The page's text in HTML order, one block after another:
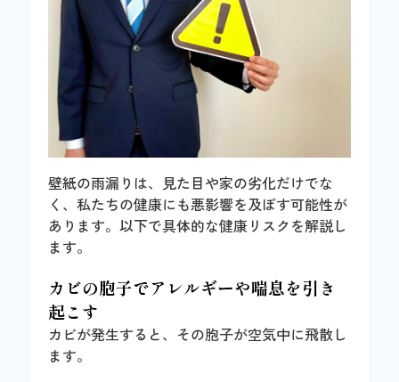
壁紙の雨漏りは、見た目や家の劣化だけでな
く、私たちの健康にも悪影響を及ぼす可能性が
あります。以下で具体的な健康リスクを解説し
ます。
カビの胞子でアレルギーや喘息を引き
起こす
カビが発生すると、その胞子が空気中に飛散し
ます。